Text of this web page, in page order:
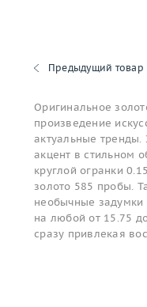
Предыдущий товар
Оригинальное
произведение
актуальные тренды.
акцент в стильном
круглой огранки
золото 585 пробы.
необычные
на любой от 15.75
сразу привлекая